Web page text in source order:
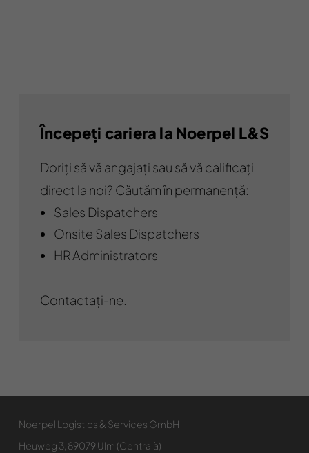
Începeți cariera la Noerpel L&S
Doriți să vă angajați sau să vă calificați
direct la noi? Căutăm în permanență:
Sales Dispatchers
Onsite Sales Dispatchers
HR Administrators
Contactați-ne.
Noerpel Logistics & Services GmbH
Heuweg 3, 89079 Ulm (Centrală)